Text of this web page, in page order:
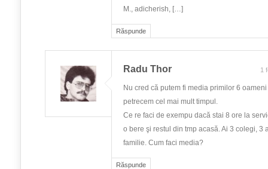
Răspunde
M., adicherish, […]
Răspunde
Radu Thor 1
Nu cred că putem fi media primilor 6
petrecem cel mai mult timpul.
Ce re faci de exempu dacă stai 8 ore la
o bere şi restul din tmp acasă. Ai 3 colegi, 3
familie. Cum faci media?